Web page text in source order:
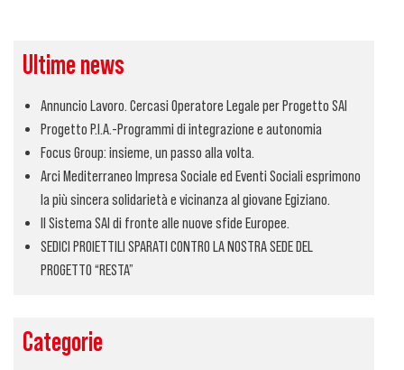
Ultime news
Annuncio Lavoro. Cercasi Operatore Legale per Progetto SAI
Progetto P.I.A.-Programmi di integrazione e autonomia
Focus Group: insieme, un passo alla volta.
Arci Mediterraneo Impresa Sociale ed Eventi Sociali esprimono
la più sincera solidarietà e vicinanza al giovane Egiziano.
Il Sistema SAI di fronte alle nuove sfide Europee.
SEDICI PROIETTILI SPARATI CONTRO LA NOSTRA SEDE DEL
PROGETTO “RESTA”
Categorie